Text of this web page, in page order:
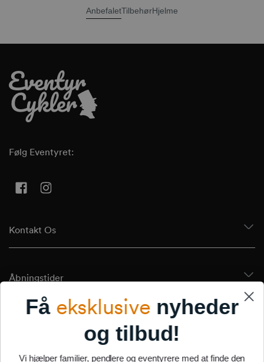
AnbefaletTilbehørHjelme
Følg Eventyret:
FacebookInstagram
Kontakt Os
Åbningstider
Tilmeld Dig Vores Nyhedsbrev
Få eksklusive nyheder
og tilbud!
Vi hjælper familier, pendlere og eventyrere med at finde den